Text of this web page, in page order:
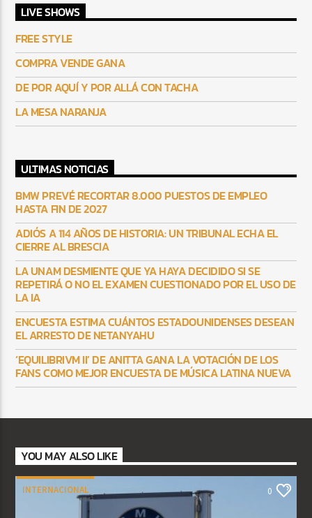
LIVE SHOWS
FREE STYLE
COMPRA VENDE GANA
DE POR AQUÍ Y POR ALLÁ CON TACHA
LA MESA NARANJA
ULTIMAS NOTICIAS
BMW PREVÉ RECORTAR 8.000 PUESTOS DE EMPLEO
HASTA FIN DE 2027
ADIÓS A 114 AÑOS DE HISTORIA: UN TRIBUNAL ECHA EL
CIERRE AL BRESCIA
LA UNAM DESMIENTE QUE YA HAYA DECIDIDO SI SE
REPETIRÁ O NO EL EXAMEN CUESTIONADO POR EL USO DE
LA IA
ENCUESTA ESTIMA CUÁNTOS ESTADOUNIDENSES DESEAN
EL ARRESTO DE NETANYAHU
‘EQUILIBRIVM II’ DE ANITTA GANA LA VOTACIÓN DE LOS
FANS COMO MEJOR ENCUESTA DE MÚSICA LATINA NUEVA
YOU MAY ALSO LIKE
INTERNACIONAL 0